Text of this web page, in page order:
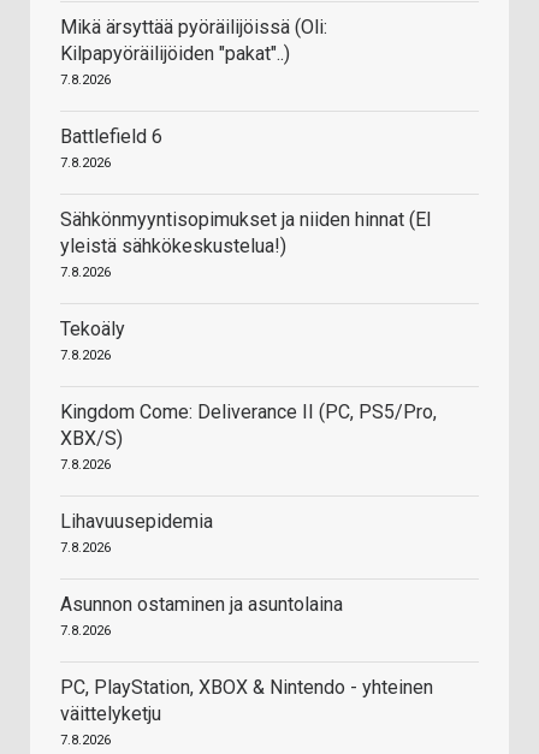
Mikä ärsyttää pyöräilijöissä (Oli:
Kilpapyöräilijöiden "pakat"..)
7.8.2026
Battlefield 6
7.8.2026
Sähkönmyyntisopimukset ja niiden hinnat (EI
yleistä sähkökeskustelua!)
7.8.2026
Tekoäly
7.8.2026
Kingdom Come: Deliverance II (PC, PS5/Pro,
XBX/S)
7.8.2026
Lihavuusepidemia
7.8.2026
Asunnon ostaminen ja asuntolaina
7.8.2026
PC, PlayStation, XBOX & Nintendo - yhteinen
väittelyketju
7.8.2026